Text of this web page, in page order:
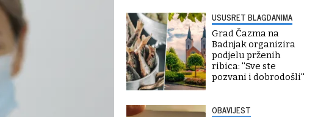
USUSRET BLAGDANIMA
Grad Čazma na
Badnjak organizira
podjelu prženih
ribica: ''Sve ste
pozvani i dobrodošli''
OBAVIJEST